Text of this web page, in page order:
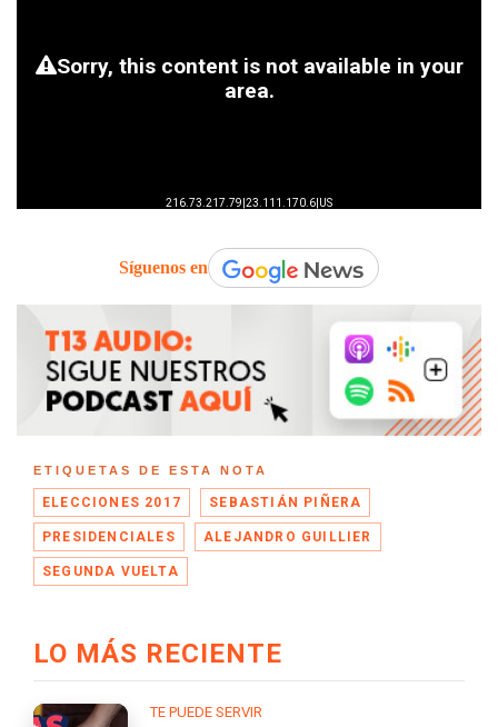
Síguenos en
ETIQUETAS DE ESTA NOTA
ELECCIONES 2017 SEBASTIÁN PIÑERA
PRESIDENCIALES ALEJANDRO GUILLIER
SEGUNDA VUELTA
LO MÁS RECIENTE
TE PUEDE SERVIR